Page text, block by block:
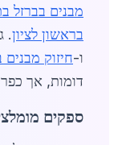
מבנים בברזל
בראשון לציון.
ו-חיזוק מבנים
דומות, אך כפר
ספקים